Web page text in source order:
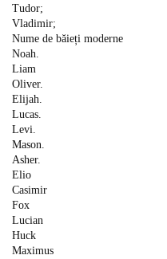
Tudor;
Vladimir;
Nume de băieți moderne
Noah.
Liam
Oliver.
Elijah.
Lucas.
Levi.
Mason.
Asher.
Elio
Casimir
Fox
Lucian
Huck
Maximus